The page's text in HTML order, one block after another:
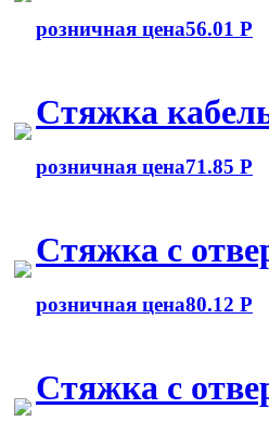
розничная цена56.01 Р
Стяжка
розничная цена71.85 Р
Стяжка с
розничная цена80.12 Р
Стяжка с